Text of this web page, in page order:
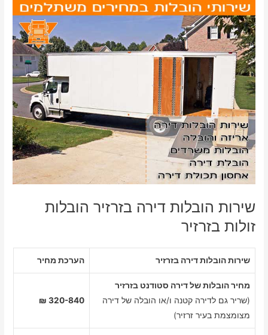
שירות הובלות דירה בזרזיר הובלות
זולות בזרזיר
שירות הובלות דירה בזרזיר הערכת מחיר
מחיר הובלות של דירה סטודנט בזרזיר
(שריר גם לדירה קטנה ו/או הובלה של דירה
מצומצמת בעיר זרזיר)
320-840 ₪